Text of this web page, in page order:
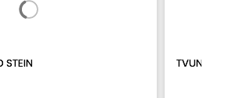
STEIN TVUNNET